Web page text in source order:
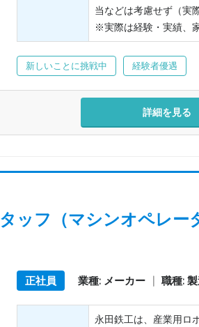
当などは考慮せず（実
※実際は経験・実績、
新しいことに挑戦中 経験者優遇
詳細を見る
ッフ（マシンオペレー
正社員 業種: メーカー | 職種:
永田鉄工は、産業用ロ